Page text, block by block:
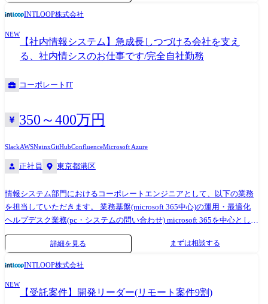
を支援 クラウドエンジニアの場合 ●製造業におけるIoTプラットフォーム
事業推進支援 IoTプラットフォームを稼働させるクラウド基盤の構築検
討支援 業務要件定義やクラウドの選定から構築までを一貫して支援 ●オ
ンプレ環境からAWSへの移行支援 現行のオンプレ環境での機能調査・要
策定から基盤構築までを一貫して支援 QAコンサルタントの場合 ●テスト
告 テスト自動実行ツールの実行準備と結果検証、専用設計書の作成、ツ
ールの実行結果検証 上記プロジェクト推進のための管理ポジションとし
製品の拡大、チーム体制の組成や案件価値向上に貢献いただくことを期
提案活動 ・主力領域に関連した顧客要件の整理、提案支援、設計方針の
整理、体制・進行計画の策定などのプリセールス・技術支援活動 ・主力
領域の製品導入案件におけるプロジェクトマネージャ/リーダーとしてプ
案件におけるPMO の立場での案件参画を通じた、全体推進、課題管理、
監視マネージャとして運用整理、手順・フロー整備、課題管理、改善提
案 ・専門性を活かしたコンサルティング支援、顧客課題整理、技術・運
に応じて、インフラ/NW系を含む関連案件への参画や周辺領域との橋渡
INTLOOP株式会社
NEW
【社内情報システム】急成長しつづける会社を支え
る、社内情シスのお仕事です/完全自社勤務
コーポレートIT
350～400万円
SlackAWSNginxGitHubConfluenceMicrosoft Azure
正社員 東京都港区
情報システム部門におけるコーポレートエンジニアとして、以下の業務
を担当していただきます。 業務基盤(microsoft 365中心)の運用・最適化
ヘルプデスク業務(pc・システムの問い合わせ) microsoft 365を中心とした
グループウェアの管理(ライセンス管理、機能設定、セキュリティ対応な
ど) 社内アカウント管理(microsoft 365 / azure ad / vpn等) it資産・mdm管理
-- microsoft 365 - azure active directory - intune - sharepoint online - teams -
power automate, powershell aws, azure cisco meraki(l3/l2sw, ルーター等)
詳細を見る まずは相談する
INTLOOP株式会社
NEW
【受託案件】開発リーダー(リモート案件9割)